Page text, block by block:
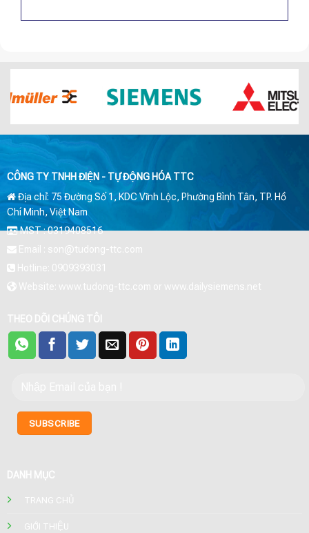
CÔNG TY TNHH ĐIỆN - TỰ ĐỘNG HÓA TTC
Địa chỉ: 75 Đường Số 1, KDC Vĩnh Lộc, Phường Bình Tân, TP. Hồ
Chí Minh, Việt Nam
MST : 0319408516
Email : son@tudong-ttc.com
Hotline: 0909393031
Website: www.tudong-ttc.com or www.dailysiemens.net
THEO DÕI CHÚNG TÔI
DANH MỤC
TRANG CHỦ
GIỚI THIỆU